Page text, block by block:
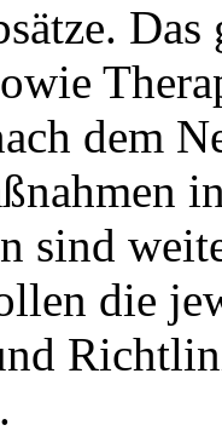
dem
sind
die